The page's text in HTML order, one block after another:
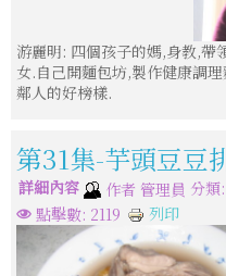
游麗明: 四個孩子的媽,身教,帶
女.自己開麵包坊,製作健康調
鄰人的好榜樣.
第31集-芋頭豆豆
詳細內容 作者 管理員 分類:
點擊數: 2119
列印